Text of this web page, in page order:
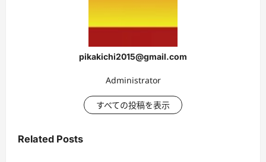
pikakichi2015@gmail.com
Administrator
すべての投稿を表示
Related Posts